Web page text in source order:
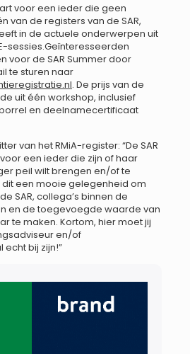
voor een ieder die geen
van de registers van de SAR,
in de actuele onderwerpen uit
sessies.Geïnteresseerden
voor de SAR Summer door
te sturen naar
. De prijs van de
uit één workshop, inclusief
en deelnamecertificaat
van het RMiA-register: “De SAR
een ieder die zijn of haar
peil wilt brengen en/of te
dit een mooie gelegenheid om
SAR, collega’s binnen de
en de toegevoegde waarde van
te maken. Kortom, hier moet jij
en/of
bij zijn!”